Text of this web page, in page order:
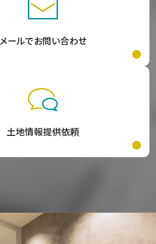
メールでお問い合わせ
土地情報提供依頼